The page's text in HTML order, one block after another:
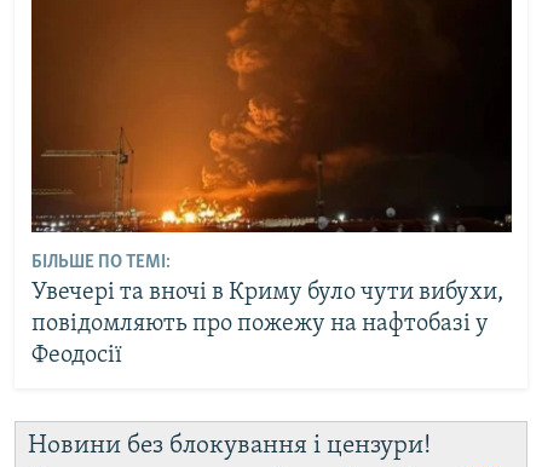
БІЛЬШЕ ПО ТЕМІ:
Увечері та вночі в Криму було чути вибухи,
повідомляють про пожежу на нафтобазі у
Феодосії
Новини без блокування і цензури!